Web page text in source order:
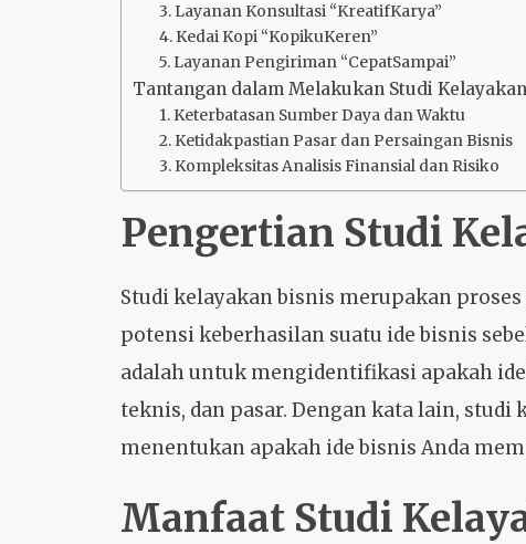
3. Layanan Konsultasi “KreatifKarya”
4. Kedai Kopi “KopikuKeren”
5. Layanan Pengiriman “CepatSampai”
Tantangan dalam Melakukan Studi
1. Keterbatasan Sumber Daya dan Waktu
2. Ketidakpastian Pasar dan Persaingan Bisnis
3. Kompleksitas Analisis Finansial dan Risiko
Pengertian Studi
Studi kelayakan bisnis merupakan
potensi keberhasilan suatu ide bisnis
adalah untuk mengidentifikasi apakah
teknis, dan pasar. Dengan kata lain,
menentukan apakah ide bisnis Anda
Manfaat Studi